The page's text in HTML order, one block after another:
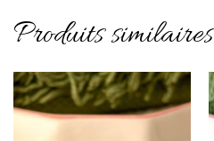
Produits similaires